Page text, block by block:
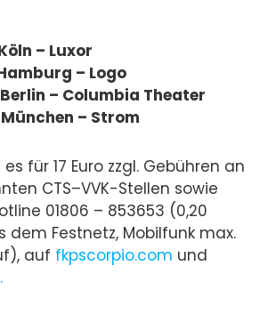
– Luxor
– Logo
– Columbia Theater
– Strom
für 17 Euro zzgl. Gebühren an
CTS–VVK-Stellen sowie
01806 – 853653 (0,20
dem Festnetz, Mobilfunk max.
auf fkpscorpio.com und